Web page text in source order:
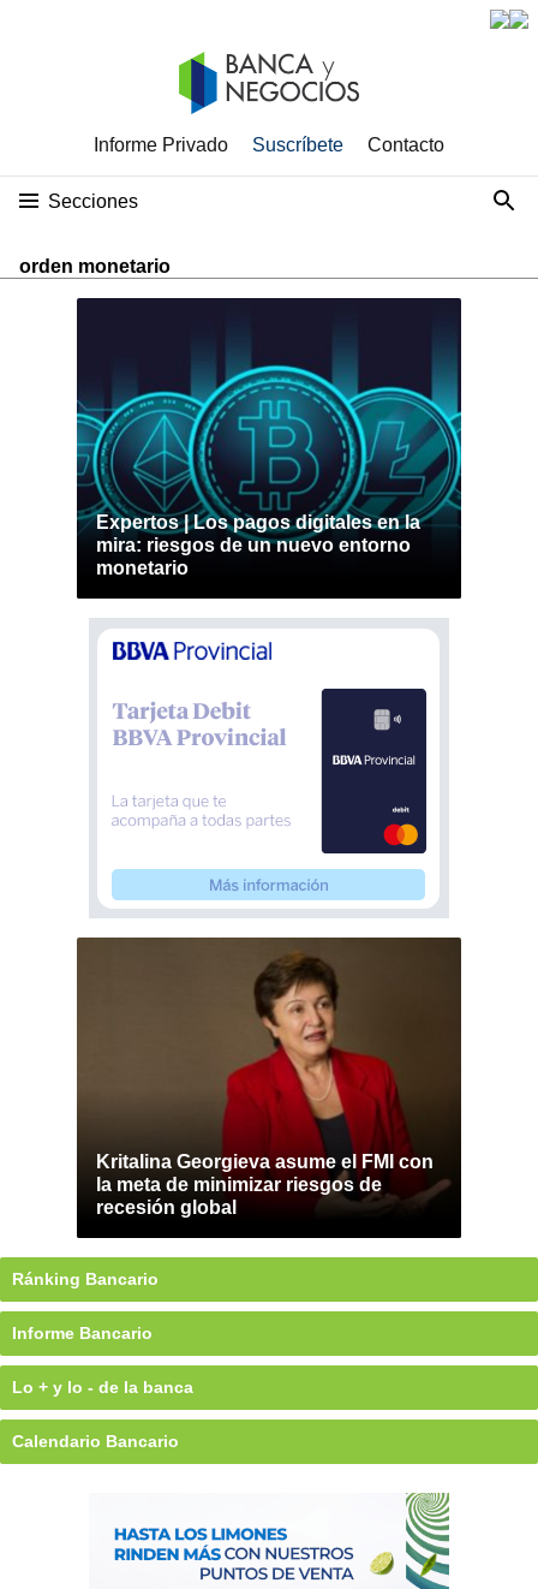
Informe Privado Suscríbete Contacto
Secciones
orden monetario
Expertos | Los pagos digitales en la
mira: riesgos de un nuevo entorno
monetario
Kritalina Georgieva asume el FMI con
la meta de minimizar riesgos de
recesión global
Ránking Bancario
Informe Bancario
Lo + y lo - de la banca
Calendario Bancario